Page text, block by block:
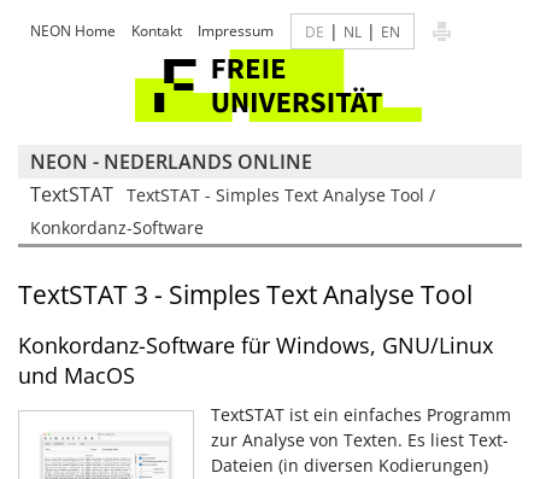
NEON Home Kontakt Impressum DE | NL | EN
NEON - NEDERLANDS ONLINE
TextSTAT TextSTAT - Simples Text Analyse Tool /
Konkordanz-Software
TextSTAT 3 - Simples Text Analyse Tool
Konkordanz-Software für Windows, GNU/Linux
und MacOS
TextSTAT ist ein einfaches Programm
zur Analyse von Texten. Es liest Text-
Dateien (in diversen Kodierungen)